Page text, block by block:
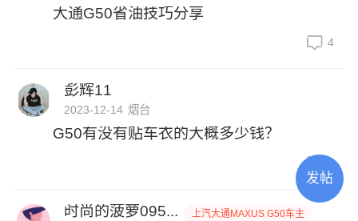
大通G50省油技巧分享
4
彭辉11
2023-12-14 烟台
G50有没有贴车衣的大概多少钱？
3
时尚的菠萝095... 上汽大通MAXUS G50车主
发帖